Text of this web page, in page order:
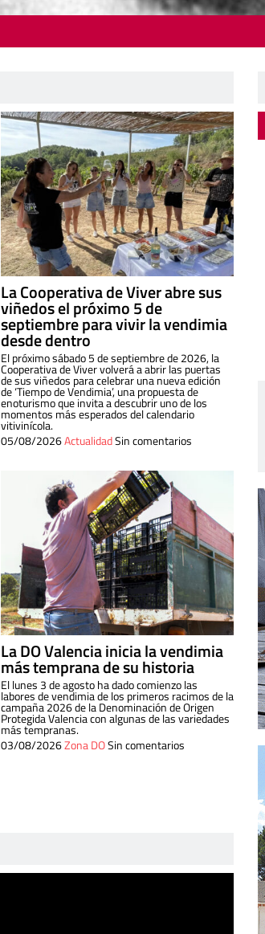
La Cooperativa de Viver abre sus
viñedos el próximo 5 de
septiembre para vivir la vendimia
desde dentro
El próximo sábado 5 de septiembre de 2026, la
Cooperativa de Viver volverá a abrir las puertas
de sus viñedos para celebrar una nueva edición
de ‘Tiempo de Vendimia’, una propuesta de
enoturismo que invita a descubrir uno de los
momentos más esperados del calendario
vitivinícola.
05/08/2026ActualidadSin comentarios
La DO Valencia inicia la vendimia
más temprana de su historia
El lunes 3 de agosto ha dado comienzo las
labores de vendimia de los primeros racimos de la
campaña 2026 de la Denominación de Origen
Protegida Valencia con algunas de las variedades
más tempranas.
03/08/2026Zona DOSin comentarios